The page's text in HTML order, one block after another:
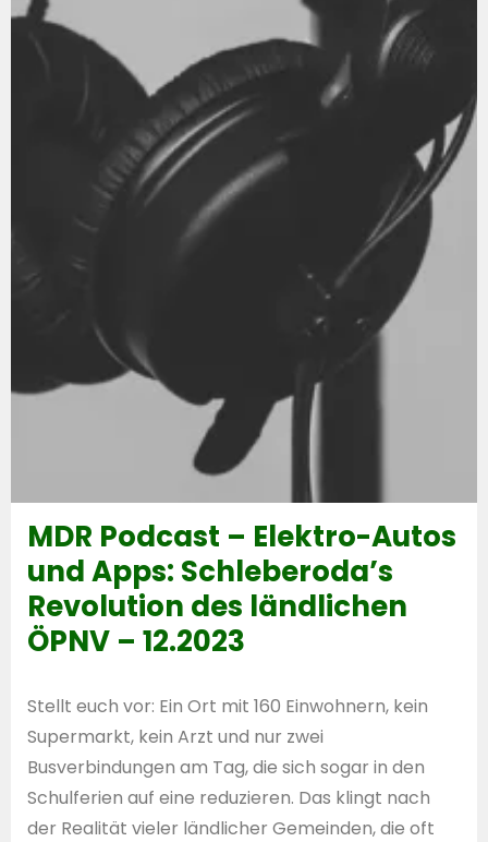
MDR Podcast – Elektro-Autos
und Apps: Schleberoda’s
Revolution des ländlichen
ÖPNV – 12.2023
Stellt euch vor: Ein Ort mit 160 Einwohnern, kein
Supermarkt, kein Arzt und nur zwei
Busverbindungen am Tag, die sich sogar in den
Schulferien auf eine reduzieren. Das klingt nach
der Realität vieler ländlicher Gemeinden, die oft